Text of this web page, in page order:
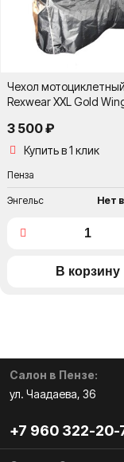
Чехол мотоциклетный
Rexwear XXL Gold
3 500 ₽
Купить в 1 клик
Пенза
Энгельс Нет
Салон в Пензе:
ул. Чаадаева, 36
+7 960 322-20-